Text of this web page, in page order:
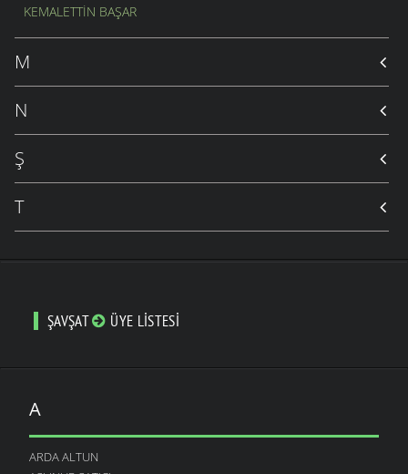
KEMALETTIN BAŞAR
M
N
Ş
T
ŞAVŞAT ÜYE LISTESI
A
ARDA ALTUN